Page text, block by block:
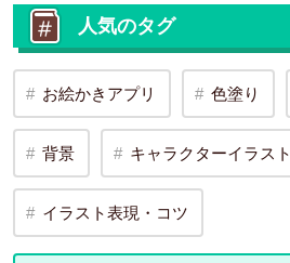
人気のタグ
お絵かきアプリ 色塗り
背景 キャラクターイラスト
イラスト表現・コツ